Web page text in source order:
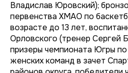
Владислав Юровский);
первенства ХМАО по
возрасте до 13 лет,
Орловского (тренер Сергей
призеры чемпионата Югры
женских команд в зачет